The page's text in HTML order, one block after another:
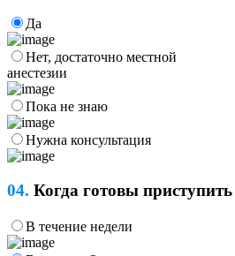
Да
Нет, достаточно местной
анестезии
Пока не знаю
Нужна консультация
04. Когда готовы
В течение недели